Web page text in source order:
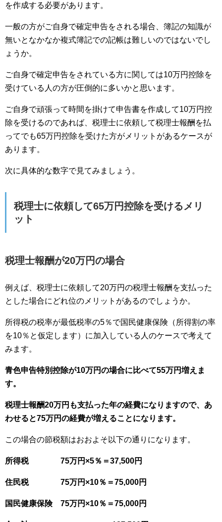
を作成する必要があります。
一般の方がご自身で確定申告をされる場合、簿記の知識が
無いとなかなか複式簿記での記帳は難しいのではないでし
ょうか。
ご自身で確定申告をされている方に関しては10万円控除を
受けている人の方が圧倒的に多いかと思います。
ご自身で頑張って時間を掛けて申告書を作成して10万円控
除を受けるのであれば、税理士に依頼して税理士報酬を払
ってでも65万円控除を受けた方がメリットがあるケースが
あります。
次に具体的な数字で見てみましょう。
税理士に依頼して65万円控除を受けるメリ
ット
税理士報酬が20万円の場合
例えば、税理士に依頼して20万円の税理士報酬を支払った
とした場合にどれ位のメリットがあるのでしょうか。
所得税の税率が最低税率の5％で国民健康保険（所得割の率
を10％と仮定します）に加入している人のケースで考えて
みます。
青色申告特別控除が10万円の場合に比べて55万円増えま
す。
税理士報酬20万円も支払った年の経費になりますので、あ
わせると75万円の経費が増えることになります。
この場合の節税額はおおよそ以下の通りになります。
所得税 75万円×5％＝37,500円
住民税 75万円×10％＝75,000円
国民健康保険 75万円×10％＝75,000円